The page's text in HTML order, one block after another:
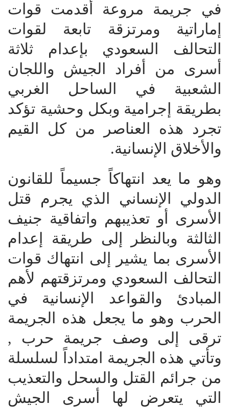
في جريمة مروعة أقدمت قوات
إماراتية ومرتزقة تابعة لقوات
التحالف السعودي بإعدام ثلاثة
أسرى من أفراد الجيش واللجان
الشعبية في الساحل الغربي
بطريقة إجرامية وبكل وحشية تؤكد
تجرد هذه العناصر من كل القيم
والأخلاق الإنسانية.
وهو ما يعد انتهاكاً جسيماً للقانون
الدولي الإنساني الذي يجرم قتل
الأسرى أو تعذيبهم واتفاقية جنيف
الثالثة وبالنظر إلى طريقة إعدام
الأسرى بما يشير إلى انتهاك قوات
التحالف السعودي ومرتزقتهم لأهم
المبادئ والقواعد الإنسانية في
الحرب وهو ما يجعل هذه الجريمة
ترقى إلى وصف جريمة حرب ,
وتأتي هذه الجريمة امتداداً لسلسلة
من جرائم القتل والسحل والتعذيب
التي يتعرض لها أسرى الجيش